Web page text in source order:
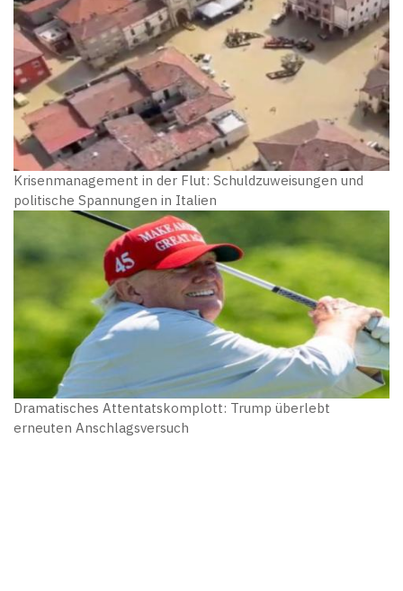
Krisenmanagement in der Flut: Schuldzuweisungen und
politische Spannungen in Italien
Dramatisches Attentatskomplott: Trump überlebt
erneuten Anschlagsversuch